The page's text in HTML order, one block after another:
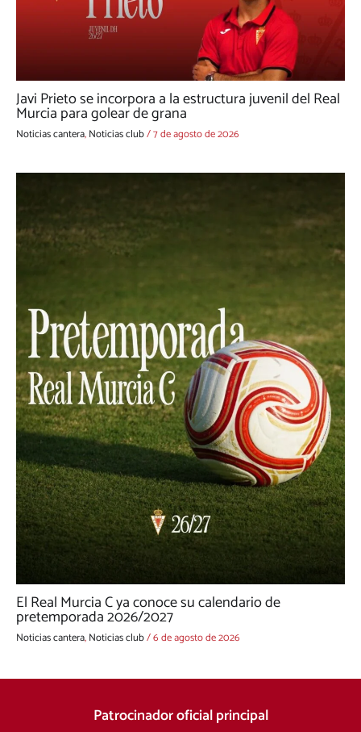
Javi Prieto se incorpora a la estructura juvenil del Real
Murcia para golear de grana
Noticias cantera,Noticias club/7 de agosto de 2026
El Real Murcia C ya conoce su calendario de
pretemporada 2026/2027
Noticias cantera,Noticias club/6 de agosto de 2026
Patrocinador oficial principal